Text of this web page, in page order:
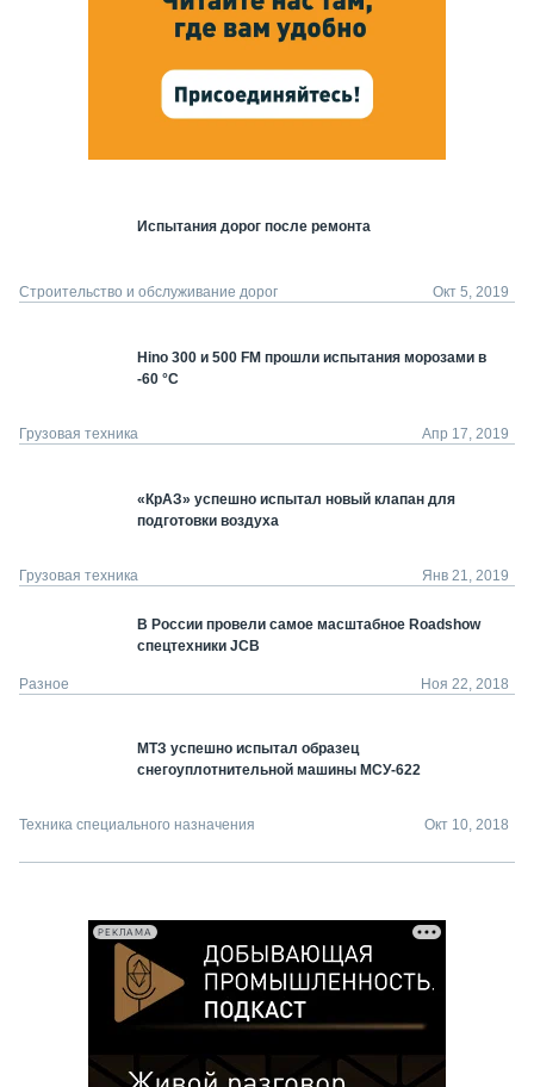
Испытания дорог после ремонта
Строительство и обслуживание дорог Окт 5, 2019
Hino 300 и 500 FM прошли испытания морозами в
-60 °С
Грузовая техника Апр 17, 2019
«КрАЗ» успешно испытал новый клапан для
подготовки воздуха
Грузовая техника Янв 21, 2019
В России провели самое масштабное Roadshow
спецтехники JCB
Разное Ноя 22, 2018
МТЗ успешно испытал образец
снегоуплотнительной машины МСУ-622
Техника специального назначения Окт 10, 2018
РЕКЛАМА